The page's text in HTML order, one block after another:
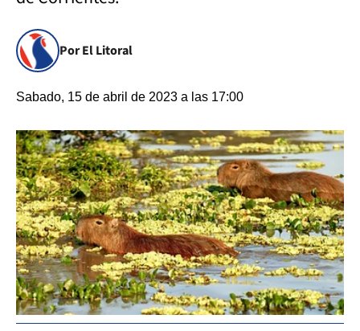
Por El Litoral
Sabado, 15 de abril de 2023 a las 17:00